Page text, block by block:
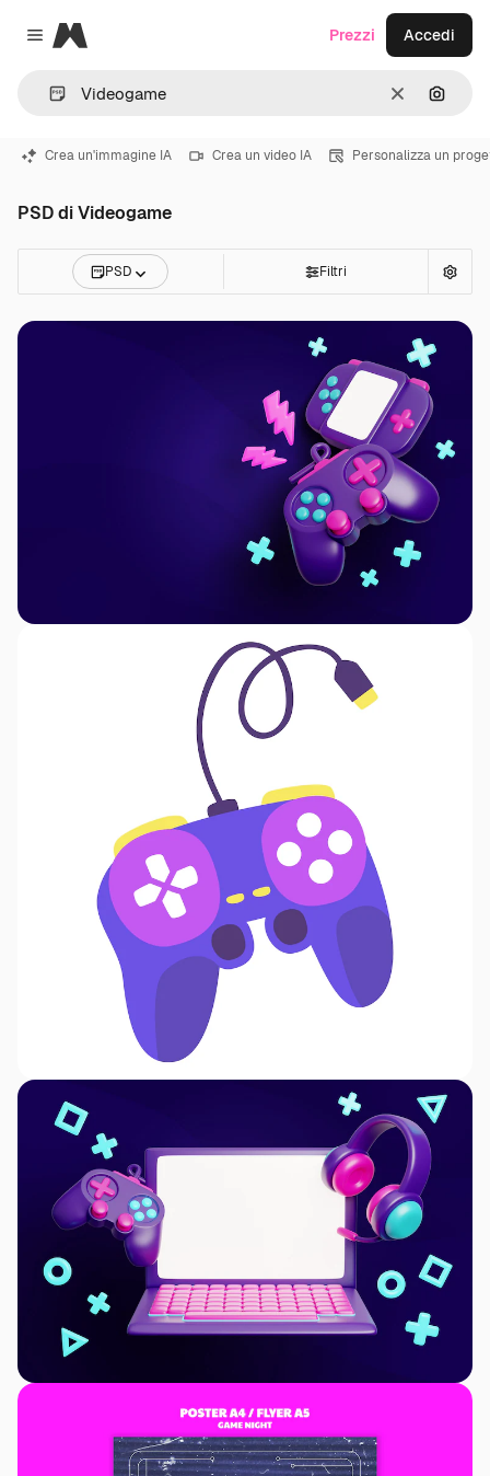
Close menu
Magnific
CancellaCerca
Prezzi Accedi
Crea un'immagine IA Crea un video IA Personalizza un
PSD di Videogame
PSD Filtri